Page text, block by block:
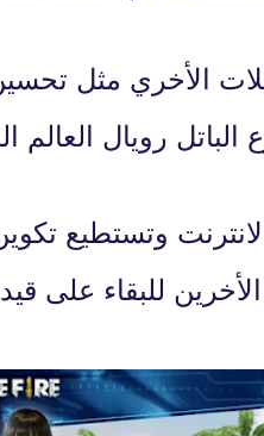
رويال العالم
للبقاء على